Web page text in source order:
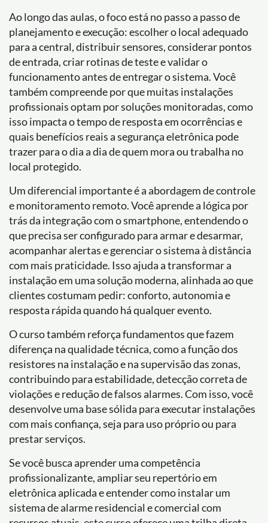
Ao longo das aulas, o foco está no passo a passo de
planejamento e execução: escolher o local adequado
para a central, distribuir sensores, considerar pontos
de entrada, criar rotinas de teste e validar o
funcionamento antes de entregar o sistema. Você
também compreende por que muitas instalações
profissionais optam por soluções monitoradas, como
isso impacta o tempo de resposta em ocorrências e
quais benefícios reais a segurança eletrônica pode
trazer para o dia a dia de quem mora ou trabalha no
local protegido.
Um diferencial importante é a abordagem de controle
e monitoramento remoto. Você aprende a lógica por
trás da integração com o smartphone, entendendo o
que precisa ser configurado para armar e desarmar,
acompanhar alertas e gerenciar o sistema à distância
com mais praticidade. Isso ajuda a transformar a
instalação em uma solução moderna, alinhada ao que
clientes costumam pedir: conforto, autonomia e
resposta rápida quando há qualquer evento.
O curso também reforça fundamentos que fazem
diferença na qualidade técnica, como a função dos
resistores na instalação e na supervisão das zonas,
contribuindo para estabilidade, detecção correta de
violações e redução de falsos alarmes. Com isso, você
desenvolve uma base sólida para executar instalações
com mais confiança, seja para uso próprio ou para
prestar serviços.
Se você busca aprender uma competência
profissionalizante, ampliar seu repertório em
eletrônica aplicada e entender como instalar um
sistema de alarme residencial e comercial com